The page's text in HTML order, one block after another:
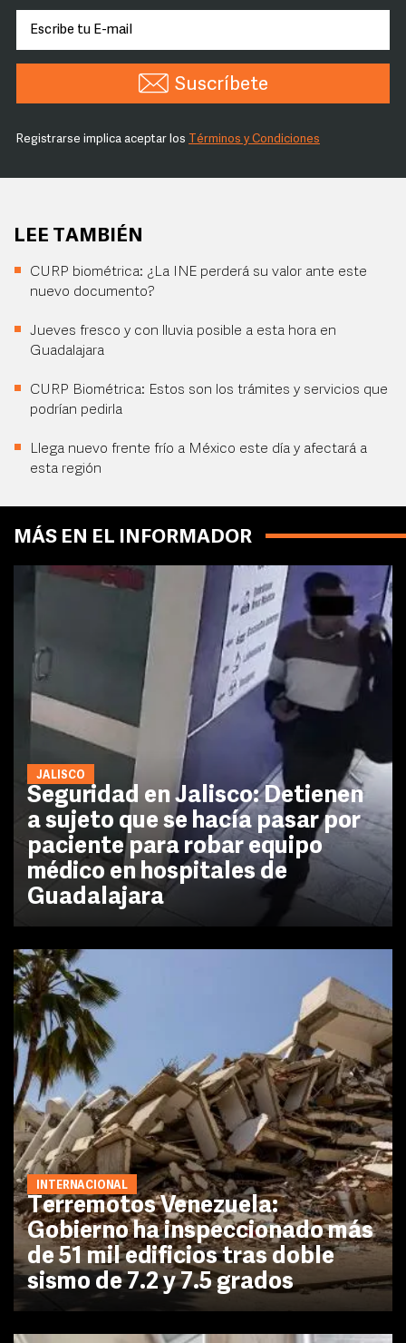
Suscríbete
Registrarse implica aceptar los Términos y Condiciones
LEE TAMBIÉN
CURP biométrica: ¿La INE perderá su valor ante este
nuevo documento?
Jueves fresco y con lluvia posible a esta hora en
Guadalajara
CURP Biométrica: Estos son los trámites y servicios que
podrían pedirla
Llega nuevo frente frío a México este día y afectará a
esta región
MÁS EN EL INFORMADOR
JALISCO
Seguridad en Jalisco: Detienen
a sujeto que se hacía pasar por
paciente para robar equipo
médico en hospitales de
Guadalajara
INTERNACIONAL
Terremotos Venezuela:
Gobierno ha inspeccionado más
de 51 mil edificios tras doble
sismo de 7.2 y 7.5 grados